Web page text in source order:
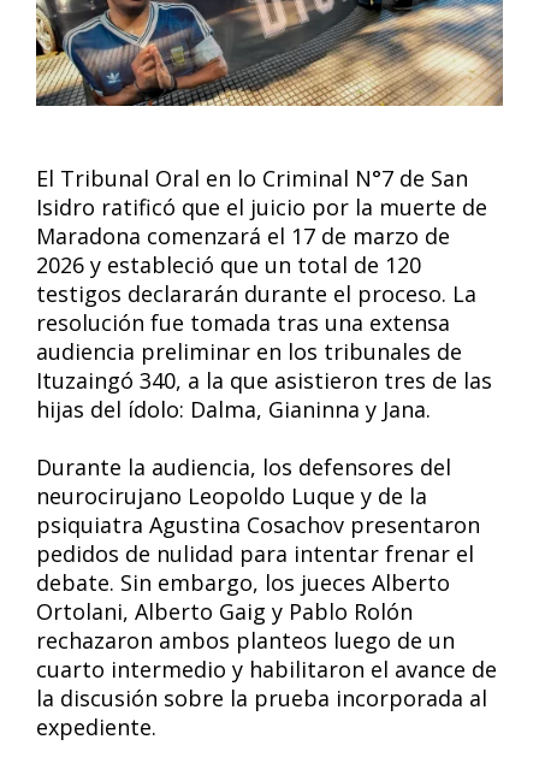
El Tribunal Oral en lo Criminal N°7 de San
Isidro ratificó que el juicio por la muerte de
Maradona comenzará el 17 de marzo de
2026 y estableció que un total de 120
testigos declararán durante el proceso. La
resolución fue tomada tras una extensa
audiencia preliminar en los tribunales de
Ituzaingó 340, a la que asistieron tres de las
hijas del ídolo: Dalma, Gianinna y Jana.
Durante la audiencia, los defensores del
neurocirujano Leopoldo Luque y de la
psiquiatra Agustina Cosachov presentaron
pedidos de nulidad para intentar frenar el
debate. Sin embargo, los jueces Alberto
Ortolani, Alberto Gaig y Pablo Rolón
rechazaron ambos planteos luego de un
cuarto intermedio y habilitaron el avance de
la discusión sobre la prueba incorporada al
expediente.